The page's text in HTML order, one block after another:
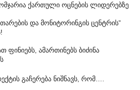
ქართული ოცნების ლიდერებზე
და მონიტორინგის ცენტრის”
ფინიებს, ამართინებს ბიძინა
გაჩერება ნიშნავს, რომ….